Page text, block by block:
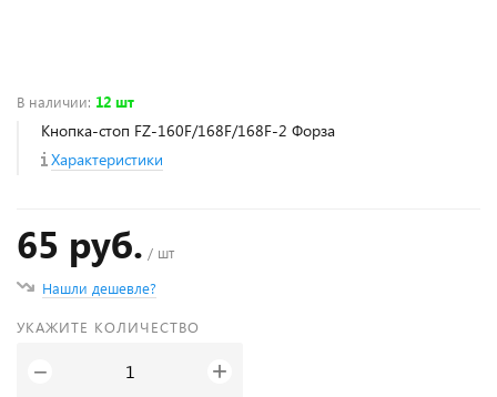
В наличии: 12 шт
Кнопка-стоп FZ-160F/168F/168F-2 Форза
Характеристики
65 руб. / шт
Нашли дешевле?
УКАЖИТЕ КОЛИЧЕСТВО
− +